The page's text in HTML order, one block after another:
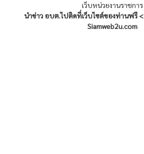
เว็บหน่วยงานราชการ
นำข่าว อบต.ไปติดที่เว็บไซต์ของท่านฟรี <
Siamweb2u.com